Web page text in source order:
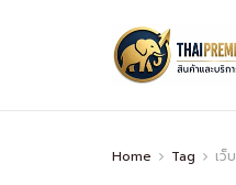
Home Tag เว็